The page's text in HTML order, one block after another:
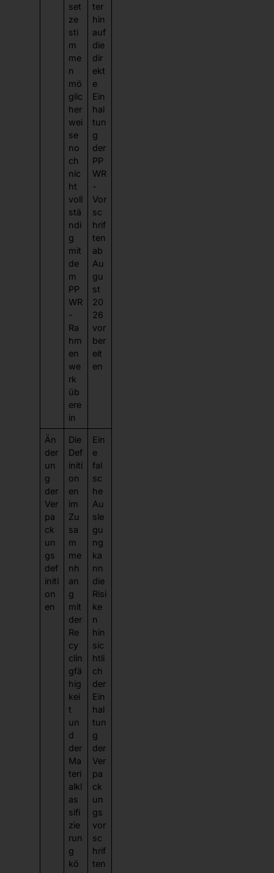
set
ze
sti
m
me
n
mö
glic
her
wei
se
no
ch
nic
ht
voll
stä
ndi
g
mit
de
m
PP
WR
-
Ra
hm
en
we
rk
üb
ere
in
ter
hin
auf
die
dir
ekt
e
Ein
hal
tun
g
der
PP
WR
-
Vor
sc
hrif
ten
ab
Au
gu
st
20
26
vor
ber
eit
en
Än
der
un
g
der
Ver
pa
ck
un
gs
def
initi
on
en
Die
Def
initi
on
en
im
Zu
sa
m
me
nh
an
g
mit
der
Re
cy
clin
gfä
hig
kei
t
un
d
der
Ma
teri
alkl
as
sifi
zie
run
g
kö
Ein
e
fal
sc
he
Au
sle
gu
ng
ka
nn
die
Risi
ke
n
hin
sic
htli
ch
der
Ein
hal
tun
g
der
Ver
pa
ck
un
gs
vor
sc
hrif
ten